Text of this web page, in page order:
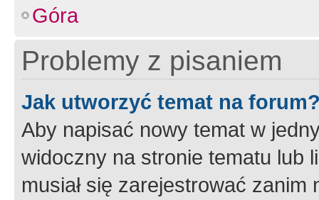
Góra
Problemy z pisaniem
Jak utworzyć temat na
Aby napisać nowy temat w
widoczny na stronie tematu lub
musiał się zarejestrować